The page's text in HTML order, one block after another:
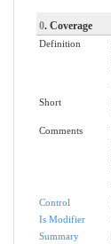
0. Coverage
Definition
Short
Comments
Control
Is Modifier
Summary